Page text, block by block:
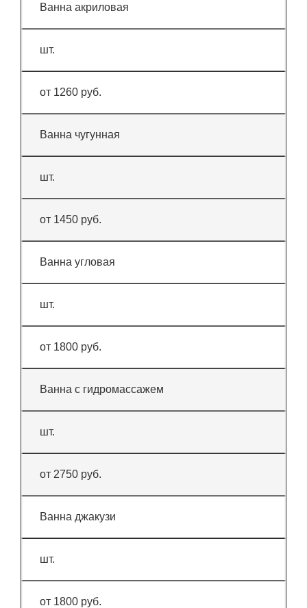
Ванна акриловая
шт.
от 1260 руб.
Ванна чугунная
шт.
от 1450 руб.
Ванна угловая
шт.
от 1800 руб.
Ванна с гидромассажем
шт.
от 2750 руб.
Ванна джакузи
шт.
от 1800 руб.